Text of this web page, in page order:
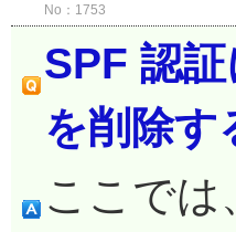
No：1753
SPF 認
を削除す
ここでは